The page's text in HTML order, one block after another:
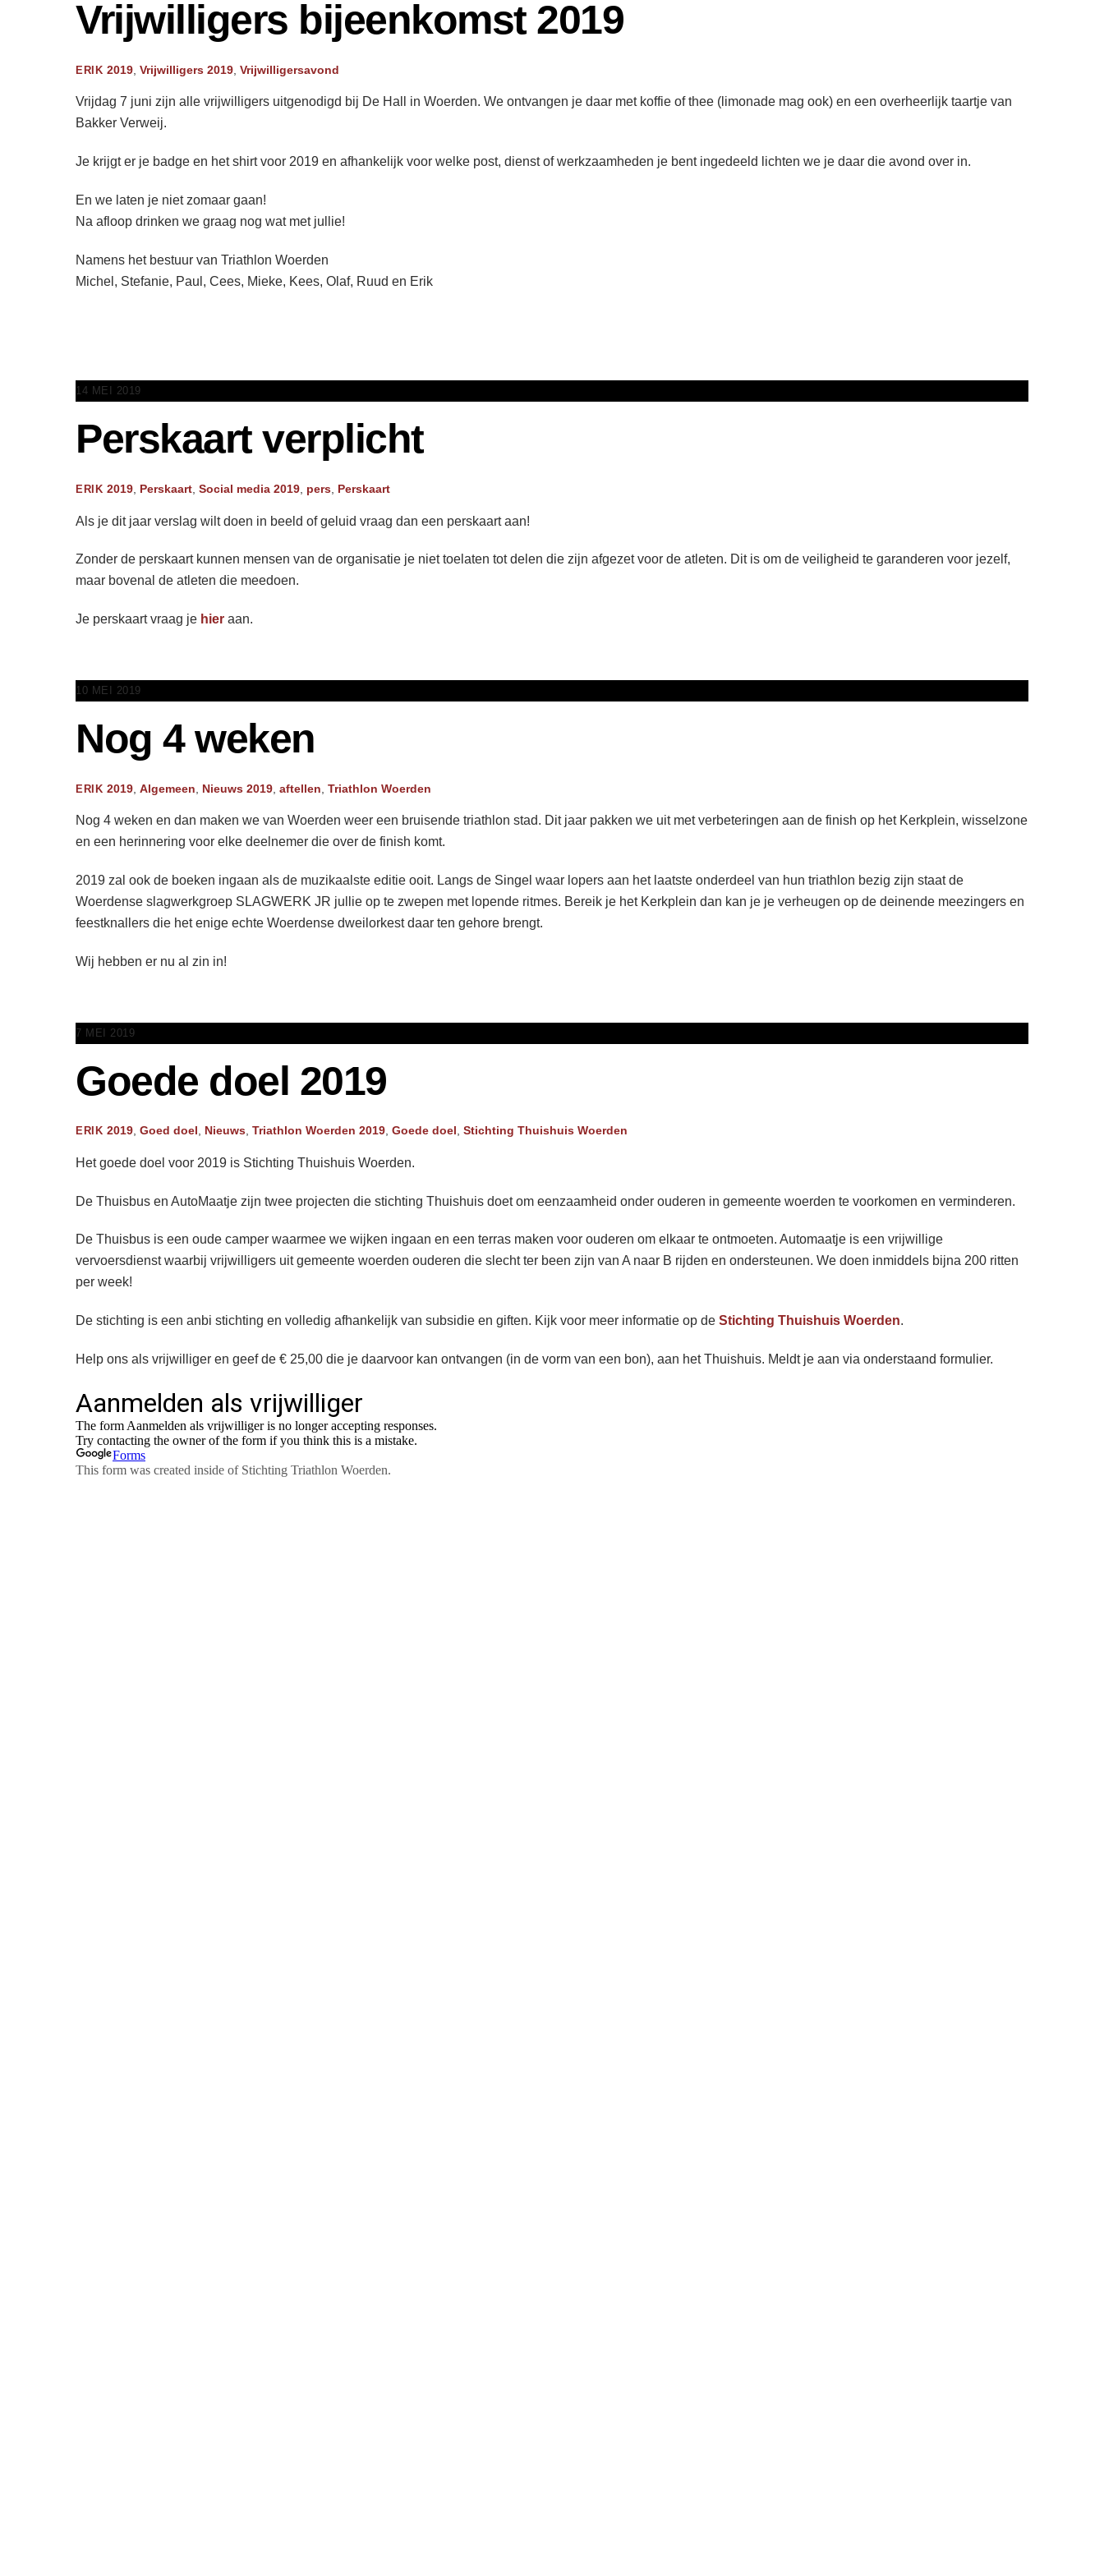
Vrijwilligers bijeenkomst 2019
ERIK 2019, Vrijwilligers 2019, Vrijwilligersavond
Vrijdag 7 juni zijn alle vrijwilligers uitgenodigd bij De Hall in Woerden. We ontvangen je daar met koffie of thee (limonade mag ook) en een overheerlijk taartje van
Bakker Verweij.
Je krijgt er je badge en het shirt voor 2019 en afhankelijk voor welke post, dienst of werkzaamheden je bent ingedeeld lichten we je daar die avond over in.
En we laten je niet zomaar gaan!
Na afloop drinken we graag nog wat met jullie!
Namens het bestuur van Triathlon Woerden
Michel, Stefanie, Paul, Cees, Mieke, Kees, Olaf, Ruud en Erik
14 MEI 2019
Perskaart verplicht
ERIK 2019, Perskaart, Social media 2019, pers, Perskaart
Als je dit jaar verslag wilt doen in beeld of geluid vraag dan een perskaart aan!
Zonder de perskaart kunnen mensen van de organisatie je niet toelaten tot delen die zijn afgezet voor de atleten. Dit is om de veiligheid te garanderen voor jezelf,
maar bovenal de atleten die meedoen.
Je perskaart vraag je hier aan.
10 MEI 2019
Nog 4 weken
ERIK 2019, Algemeen Nieuws 2019, aftellen Triathlon Woerden
Nog 4 weken en dan maken we van Woerden weer een bruisende triathlon stad. Dit jaar pakken we uit met verbeteringen aan de finish op het Kerkplein, wisselzone
en een herinnering voor elke deelnemer die over de finish komt.
2019 zal ook de boeken ingaan als de muzikaalste editie ooit. Langs de Singel waar lopers aan het laatste onderdeel van hun triathlon bezig zijn staat de
Woerdense slagwerkgroep SLAGWERK JR jullie op te zwepen met lopende ritmes. Bereik je het Kerkplein dan kan je je verheugen op de deinende meezingers en
feestknallers die het enige echte Woerdense dweilorkest daar ten gehore brengt.
Wij hebben er nu al zin in!
7 MEI 2019
Goede doel 2019
ERIK 2019, Goed doel, Nieuws, Triathlon Woerden 2019, Goede doel, Stichting Thuishuis Woerden
Het goede doel voor 2019 is Stichting Thuishuis Woerden.
De Thuisbus en AutoMaatje zijn twee projecten die stichting Thuishuis doet om eenzaamheid onder ouderen in gemeente woerden te voorkomen en verminderen.
De Thuisbus is een oude camper waarmee we wijken ingaan en een terras maken voor ouderen om elkaar te ontmoeten. Automaatje is een vrijwillige
vervoersdienst waarbij vrijwilligers uit gemeente woerden ouderen die slecht ter been zijn van A naar B rijden en ondersteunen. We doen inmiddels bijna 200 ritten
per week!
De stichting is een anbi stichting en volledig afhankelijk van subsidie en giften. Kijk voor meer informatie op de Stichting Thuishuis Woerden.
Help ons als vrijwilliger en geef de € 25,00 die je daarvoor kan ontvangen (in de vorm van een bon), aan het Thuishuis. Meldt je aan via onderstaand formulier.